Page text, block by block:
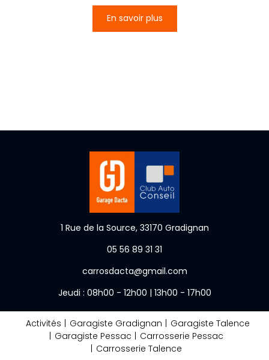
En savoir plus
1 Rue de la Source, 33170 Gradignan
05 56 89 31 31
carrosdacta@gmail.com
Jeudi : 08h00 - 12h00 | 13h00 - 17h00
Activités Garagiste Gradignan
Garagiste Talence
Garagiste Pessac
Carrosserie Pessac
Carrosserie Talence